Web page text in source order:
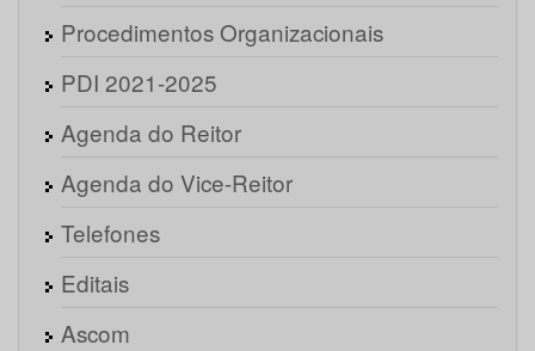
Procedimentos Organizacionais
PDI 2021-2025
Agenda do Reitor
Agenda do Vice-Reitor
Telefones
Editais
Ascom